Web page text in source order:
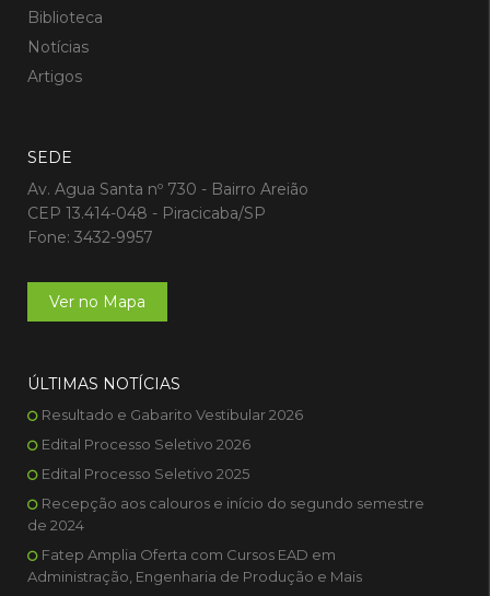
Biblioteca
Notícias
Artigos
SEDE
Av. Agua Santa nº 730 - Bairro Areião
CEP 13.414-048 - Piracicaba/SP
Fone: 3432-9957
Ver no Mapa
ÚLTIMAS NOTÍCIAS
Resultado e Gabarito Vestibular 2026
Edital Processo Seletivo 2026
Edital Processo Seletivo 2025
Recepção aos calouros e início do segundo semestre
de 2024
Fatep Amplia Oferta com Cursos EAD em
Administração, Engenharia de Produção e Mais